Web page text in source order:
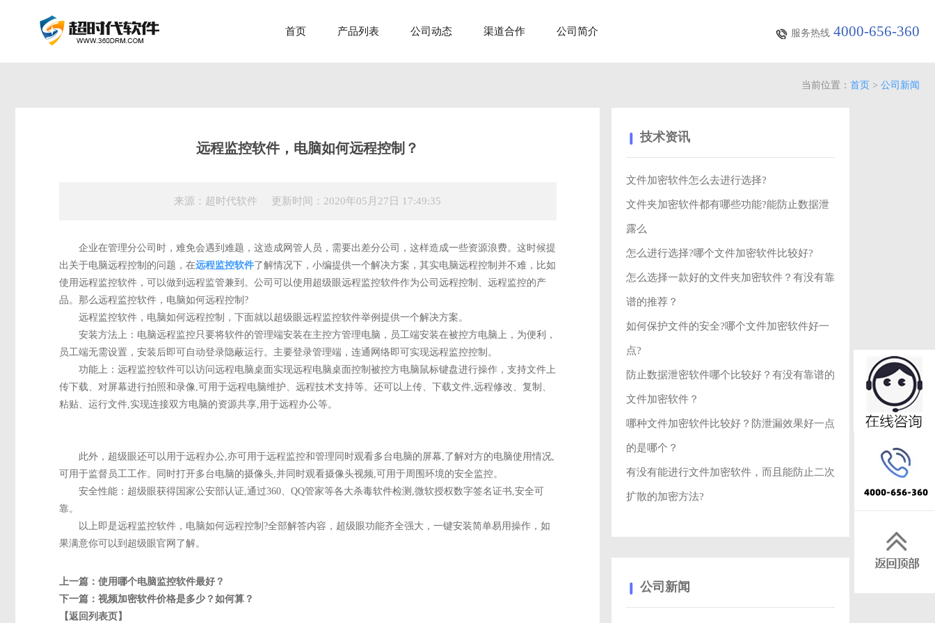
首页 产品列表 公司动态 渠道合作 公司简介 服务热线 4000-656-360
当前位置： 首页 > 公司新闻
远程监控软件，电脑如何远程控制？
来源：超时代软件 更新时间：2020年05月27日 17:49:35
企业在管理分公司时，难免会遇到难题，这造成网管人员，需要出差分公司，这样造成一些资源浪费。这时候提
出关于电脑远程控制的问题，在远程监控软件了解情况下，小编提供一个解决方案，其实电脑远程控制并不难，比如
使用远程监控软件，可以做到远程监管兼到。公司可以使用超级眼远程监控软件作为公司远程控制、远程监控的产
品。那么远程监控软件，电脑如何远程控制?
远程监控软件，电脑如何远程控制，下面就以超级眼远程监控软件举例提供一个解决方案。
安装方法上：电脑远程监控只要将软件的管理端安装在主控方管理电脑，员工端安装在被控方电脑上，为便利，
员工端无需设置，安装后即可自动登录隐蔽运行。主要登录管理端，连通网络即可实现远程监控控制。
功能上：远程监控软件可以访问远程电脑桌面实现远程电脑桌面控制被控方电脑鼠标键盘进行操作，支持文件上
传下载、对屏幕进行拍照和录像,可用于远程电脑维护、远程技术支持等。还可以上传、下载文件,远程修改、复制、
粘贴、运行文件,实现连接双方电脑的资源共享,用于远程办公等。
此外，超级眼还可以用于远程办公,亦可用于远程监控和管理同时观看多台电脑的屏幕,了解对方的电脑使用情况,
可用于监督员工工作。同时打开多台电脑的摄像头,并同时观看摄像头视频,可用于周围环境的安全监控。
安全性能：超级眼获得国家公安部认证,通过360、QQ管家等各大杀毒软件检测,微软授权数字签名证书,安全可
靠。
以上即是远程监控软件，电脑如何远程控制?全部解答内容，超级眼功能齐全强大，一键安装简单易用操作，如
果满意你可以到超级眼官网了解。
上一篇： 使用哪个电脑监控软件最好？
下一篇： 视频加密软件价格是多少？如何算？
【返回列表页】
技术资讯
文件加密软件怎么去进行选择?
文件夹加密软件都有哪些功能?能防止数据泄
露么
怎么进行选择?哪个文件加密软件比较好?
怎么选择一款好的文件夹加密软件？有没有靠
谱的推荐？
如何保护文件的安全?哪个文件加密软件好一
点?
防止数据泄密软件哪个比较好？有没有靠谱的
文件加密软件？
哪种文件加密软件比较好？防泄漏效果好一点
的是哪个？
有没有能进行文件加密软件，而且能防止二次
扩散的加密方法?
公司新闻